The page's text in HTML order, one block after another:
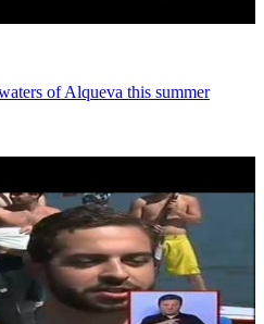
of Alqueva this summer